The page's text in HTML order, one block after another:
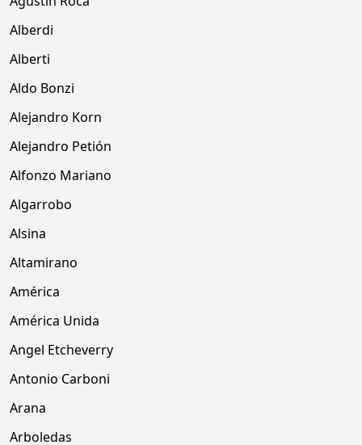
Alberdi
Alberti
Aldo Bonzi
Alejandro Korn
Alejandro Petión
Alfonzo Mariano
Algarrobo
Alsina
Altamirano
América
América Unida
Angel Etcheverry
Antonio Carboni
Arana
Arboledas